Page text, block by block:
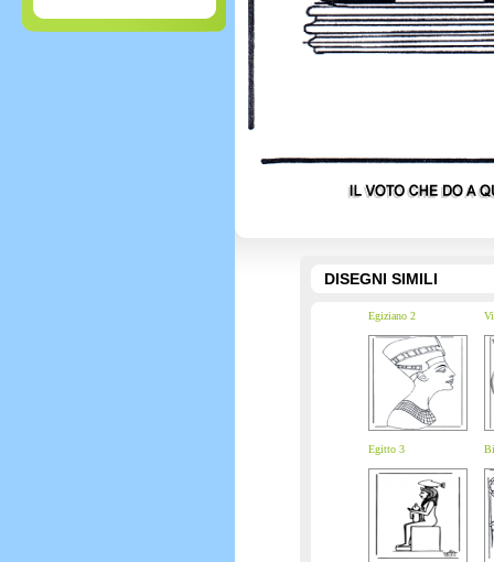
DISEGNI SIMILI
Egiziano 2
Egitto 3